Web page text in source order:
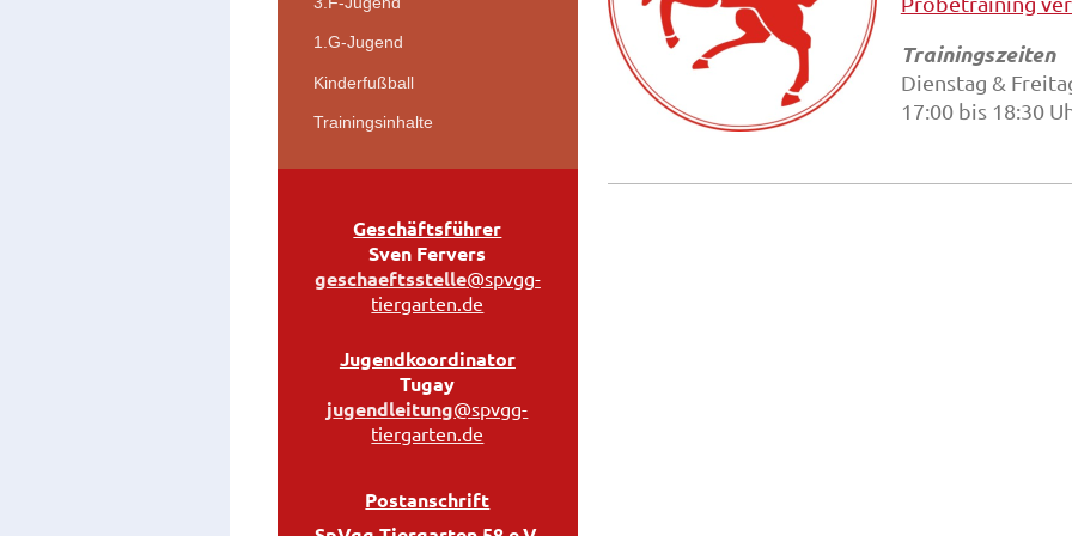
Trainingszeiten
Dienstag &
17:00 bis 18:30
1.G-Jugend
Kinderfußball
Trainingsinhalte
Geschäftsführer
Sven Fervers
geschaeftsstelle@spvgg-
tiergarten.de
Jugendkoordinator
Tugay
jugendleitung@spvgg-
tiergarten.de
Postanschrift